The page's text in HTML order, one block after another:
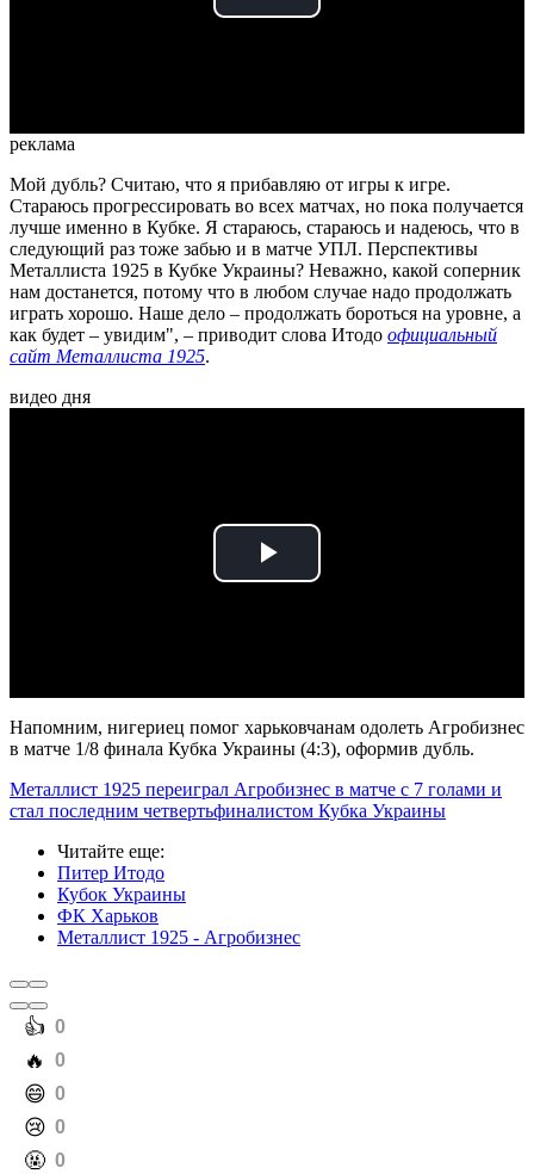
Play
реклама
Мой дубль? Считаю, что я прибавляю от игры к игре.
Стараюсь прогрессировать во всех матчах, но пока получается
лучше именно в Кубке. Я стараюсь, стараюсь и надеюсь, что в
следующий раз тоже забью и в матче УПЛ. Перспективы
Металлиста 1925 в Кубке Украины? Неважно, какой соперник
нам достанется, потому что в любом случае надо продолжать
играть хорошо. Наше дело – продолжать бороться на уровне, а
как будет – увидим", – приводит слова Итодо официальный
сайт Металлиста 1925.
видео дня
Play
Напомним, нигериец помог харьковчанам одолеть Агробизнес
в матче 1/8 финала Кубка Украины (4:3), оформив дубль.
Металлист 1925 переиграл Агробизнес в матче с 7 голами и
стал последним четвертьфиналистом Кубка Украины
Читайте еще:
Питер Итодо
Кубок Украины
ФК Харьков
Металлист 1925 - Агробизнес
️👍 0
️🔥 0
️😄 0
️😢 0
️🤬 0